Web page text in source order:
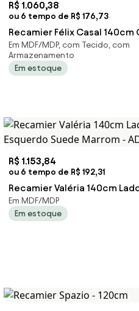
R$ 1.060,38
ou 6 tempo de R$ 176,73
Recamier Félix Casal 140cm
Nozes e Linho Chumbo - ADJ
Em MDF/MDP, com Tecido, com
Armazenamento
Em estoque
R$ 1.153,84
ou 6 tempo de R$ 192,31
Recamier Valéria 140cm
Suede Marrom - ADJ Decor
Em MDF/MDP
Em estoque